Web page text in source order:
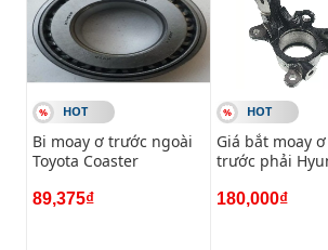
#phutungotodungxuatxurochatluong
hiệu 20 năm về cung cấp phụ tùng,
xe hơi.
Chân- Hai Bà Trưng- Hà Nội
HOT
Bi moay ơ trước ngoài
Toyota Coaster
89,375₫
HOT
Giá bắt moay
trước phải
180,000₫